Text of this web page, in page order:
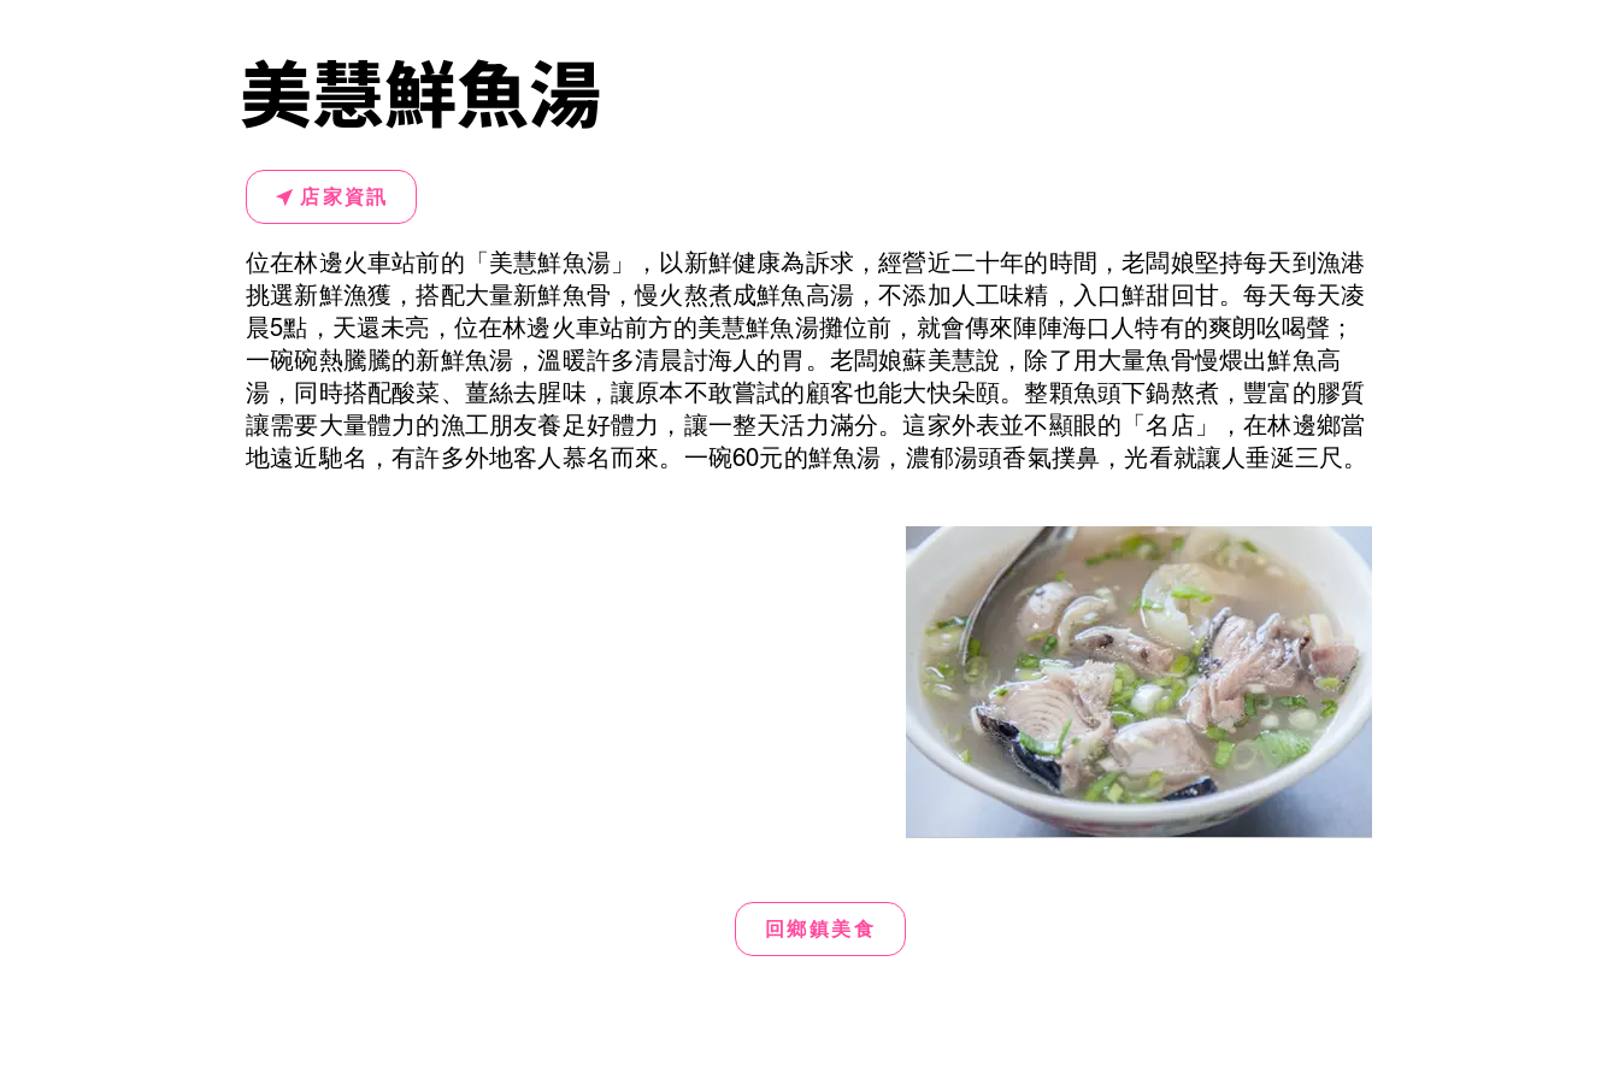
美慧鮮魚湯
店家資訊
位在林邊火車站前的「美慧鮮魚湯」，以新鮮健康為訴求，經營近二十年的時間，老闆娘堅持每天到漁港
挑選新鮮漁獲，搭配大量新鮮魚骨，慢火熬煮成鮮魚高湯，不添加人工味精，入口鮮甜回甘。每天每天凌
晨5點，天還未亮，位在林邊火車站前方的美慧鮮魚湯攤位前，就會傳來陣陣海口人特有的爽朗吆喝聲；
一碗碗熱騰騰的新鮮魚湯，溫暖許多清晨討海人的胃。老闆娘蘇美慧說，除了用大量魚骨慢煨出鮮魚高
湯，同時搭配酸菜、薑絲去腥味，讓原本不敢嘗試的顧客也能大快朵頤。整顆魚頭下鍋熬煮，豐富的膠質
讓需要大量體力的漁工朋友養足好體力，讓一整天活力滿分。這家外表並不顯眼的「名店」，在林邊鄉當
地遠近馳名，有許多外地客人慕名而來。一碗60元的鮮魚湯，濃郁湯頭香氣撲鼻，光看就讓人垂涎三尺。
回鄉鎮美食